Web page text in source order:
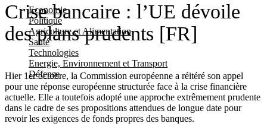
Economie
Politique
Agriculture et Alimentation
Santé
Technologies
Energie, Environnement et Transport
Défense
Crise bancaire : l’UE dévoile
des plans prudents [FR]
Hier 1er octobre, la Commission européenne a réitéré son appel
pour une réponse européenne structurée face à la crise financière
actuelle. Elle a toutefois adopté une approche extrêmement prudente
dans le cadre de ses propositions attendues de longue date pour
revoir les exigences de fonds propres des banques.